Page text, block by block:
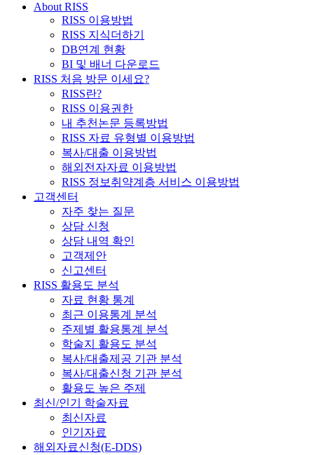
About RISS
RISS 이용방법
RISS 지식더하기
DB연계 현황
BI 및 배너 다운로드
RISS 처음 방문 이세요?
RISS란?
RISS 이용권한
내 추천논문 등록방법
RISS 자료 유형별 이용방법
복사/대출 이용방법
해외전자자료 이용방법
RISS 정보취약계층 서비스 이용방법
고객센터
자주 찾는 질문
상담 신청
상담 내역 확인
고객제안
신고센터
RISS 활용도 분석
자료 현황 통계
최근 이용통계 분석
주제별 활용통계 분석
학술지 활용도 분석
복사/대출제공 기관 분석
복사/대출신청 기관 분석
활용도 높은 주제
최신/인기 학술자료
최신자료
인기자료
해외자료신청(E-DDS)